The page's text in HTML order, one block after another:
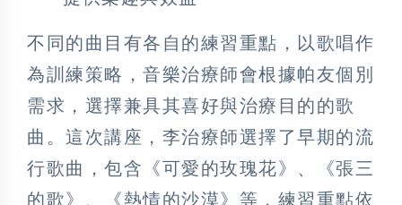
不同的曲目有各自的練習重點，以歌唱作
為訓練策略，音樂治療師會根據帕友個別
需求，選擇兼具其喜好與治療目的的歌
曲。這次講座，李治療師選擇了早期的流
行歌曲，包含《可愛的玫瑰花》、《張三
的歌》、《熱情的沙漠》等，練習重點依